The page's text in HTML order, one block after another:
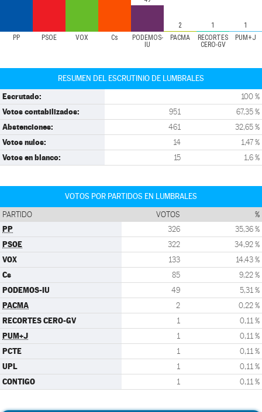
PP PSOE VOX Cs
PODEMOS-
IU
PACMA
RECORTES
CERO-GV
PUM+J
2 1 1
RESUMEN DEL ESCRUTINIO DE LUMBRALES
Escrutado: 100 %
Votos contabilizados: 951 67,35 %
Abstenciones: 461 32,65 %
Votos nulos: 14 1,47 %
Votos en blanco: 15 1,6 %
VOTOS POR PARTIDOS EN LUMBRALES
PARTIDO VOTOS %
PP 326 35,36 %
PSOE 322 34,92 %
VOX 133 14,43 %
Cs 85 9,22 %
PODEMOS-IU 49 5,31 %
PACMA 2 0,22 %
RECORTES CERO-GV 1 0,11 %
PUM+J 1 0,11 %
PCTE 1 0,11 %
UPL 1 0,11 %
CONTIGO 1 0,11 %